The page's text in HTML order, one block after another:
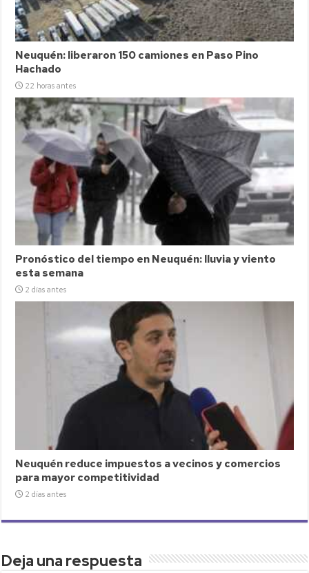
Neuquén: liberaron 150 camiones en Paso Pino
Hachado
22 horas antes
Pronóstico del tiempo en Neuquén: lluvia y viento
esta semana
2 días antes
Neuquén reduce impuestos a vecinos y comercios
para mayor competitividad
2 días antes
Deja una respuesta